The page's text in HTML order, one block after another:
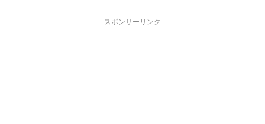
スポンサーリンク